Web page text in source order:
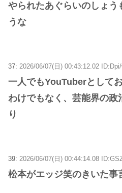
やられたあぐらいのしょう
うな
37: 2026/06/07(日) 00:43:12.02
一人でもYouTuberとして
わけでもなく、芸能界の
り
39: 2026/06/07(日) 00:44:14.08
松本がエッジ笑のきいた事